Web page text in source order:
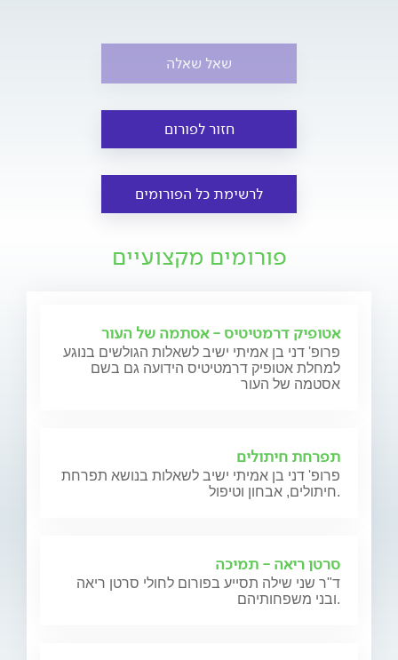
שאל שאלה
חזור לפורום
לרשימת כל הפורומים
פורומים מקצועיים
אטופיק דרמטיטיס - אסתמה של העור
פרופ' דני בן אמיתי ישיב לשאלות הגולשים בנוגע
למחלת אטופיק דרמטיטיס הידועה גם בשם
אסטמה של העור
תפרחת חיתולים
פרופ' דני בן אמיתי ישיב לשאלות בנושא תפרחת
חיתולים, אבחון וטיפול.
סרטן ריאה - תמיכה
ד"ר שני שילה תסייע בפורום לחולי סרטן ריאה
ובני משפחותיהם.